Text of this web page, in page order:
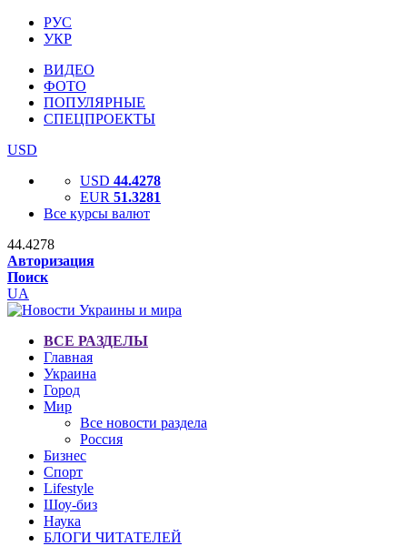
РУС
УКР
ВИДЕО
ФОТО
ПОПУЛЯРНЫЕ
СПЕЦПРОЕКТЫ
USD
USD 44.4278
EUR 51.3281
Все курсы валют
44.4278
Авторизация
Поиск
UA
ВСЕ РАЗДЕЛЫ
Главная
Украина
Город
Мир
Все новости раздела
Россия
Бизнес
Спорт
Lifestyle
Шоу-биз
Наука
БЛОГИ ЧИТАТЕЛЕЙ